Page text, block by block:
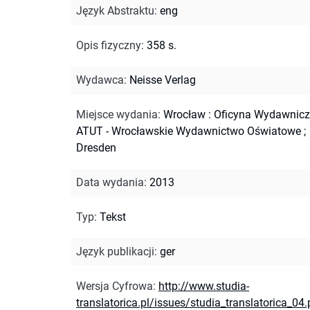
Język Abstraktu: eng
Opis fizyczny: 358 s.
Wydawca: Neisse Verlag
Miejsce wydania: Wrocław : Oficyna
ATUT - Wrocławskie Wydawnictwo Oświatowe ;
Dresden
Data wydania: 2013
Typ: Tekst
Język publikacji: ger
Wersja Cyfrowa: http://www.studia-
translatorica.pl/issues/